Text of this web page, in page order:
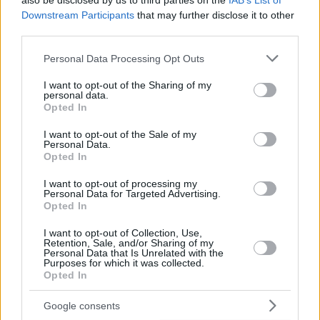
Downstream Participants that may further disclose it to other
Please note that this website/app uses one or more Google
not limited to your visit or usage behaviour. You may click to
grant or deny consent to Google and its third-party tags to
use your data for below specified purposes in below Google
consent section.
Personal Data Processing Opt Outs
I want to opt-out of the Sharing of my
personal data.
Opted In
I want to opt-out of the Sale of my
Personal Data.
Opted In
I want to opt-out of processing my
Personal Data for Targeted Advertising.
Opted In
I want to opt-out of Collection, Use,
Retention, Sale, and/or Sharing of my
Personal Data that Is Unrelated with the
Purposes for which it was collected.
Opted In
Google consents
Καταδίκη Πολάκη και στο Twitter για τη μετά θάνατον
δικαίωση Μπεσκένη
12.02.2019, 19:31